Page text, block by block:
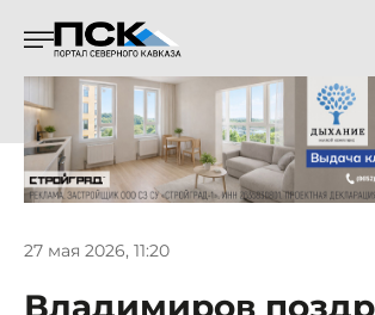
27 мая 2026, 11:20
Владимиров